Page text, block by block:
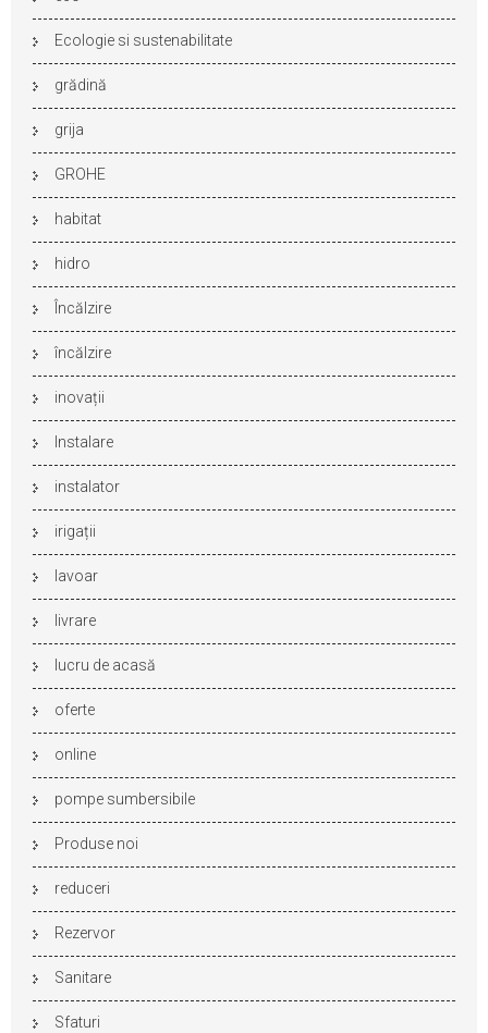
Ecologie si sustenabilitate
grădină
grija
GROHE
habitat
hidro
Încălzire
încălzire
inovații
Instalare
instalator
irigații
lavoar
livrare
lucru de acasă
oferte
online
pompe sumbersibile
Produse noi
reduceri
Rezervor
Sanitare
Sfaturi